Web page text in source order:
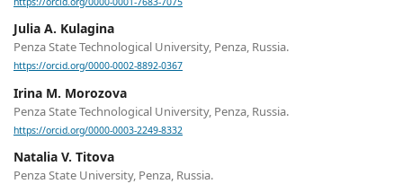
Julia A. Kulagina
Penza State Technological University, Penza, Russia.
https://orcid.org/0000-0002-8892-0367
Irina M. Morozova
Penza State Technological University, Penza, Russia.
https://orcid.org/0000-0003-2249-8332
Natalia V. Titova
Penza State University, Penza, Russia.